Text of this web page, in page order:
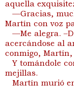
aquella
—Gracias,
Martín con voz
—Me alegra.
acercándose al
conmigo,
Y tomándole
mejillas.
Martín murió